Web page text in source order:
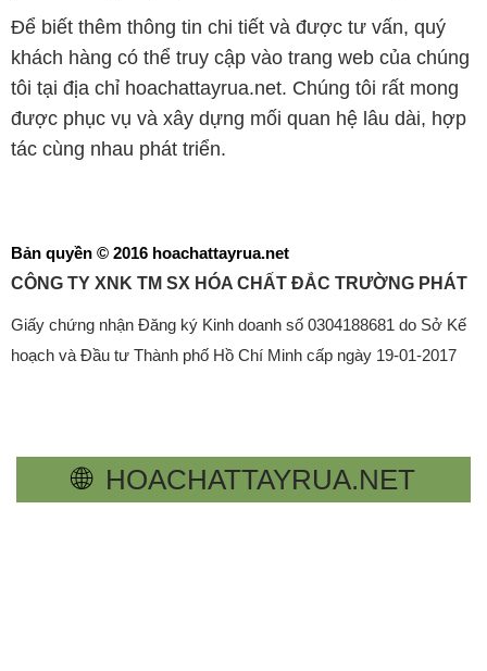
Để biết thêm thông tin chi tiết và được tư vấn, quý
khách hàng có thể truy cập vào trang web của chúng
tôi tại địa chỉ hoachattayrua.net. Chúng tôi rất mong
được phục vụ và xây dựng mối quan hệ lâu dài, hợp
tác cùng nhau phát triển.
Bản quyền © 2016 hoachattayrua.net
CÔNG TY XNK TM SX HÓA CHẤT ĐẮC TRƯỜNG PHÁT
Giấy chứng nhận Đăng ký Kinh doanh số 0304188681 do Sở Kế
hoạch và Đầu tư Thành phố Hồ Chí Minh cấp ngày 19-01-2017
🌐 HOACHATTAYRUA.NET